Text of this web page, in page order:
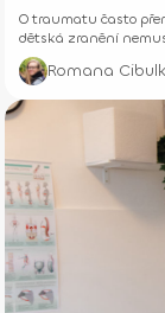
O traumatu často
dětská zranění
vznikají potichu.
Romana